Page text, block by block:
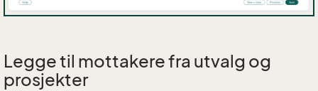
Legge til mottakere fra utvalg og
prosjekter